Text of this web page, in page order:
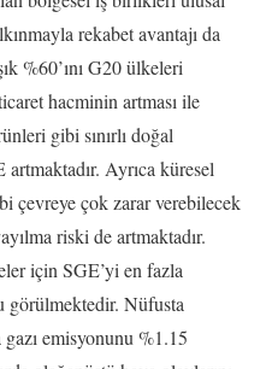
rekabet avantajı da
%60’ını G20 ülkeleri
hacminin artması ile
gibi sınırlı doğal
Ayrıca küresel
çevreye çok zarar verebilecek
riski de artmaktadır.
için SGE’yi en fazla
görülmektedir. Nüfusta
gazı emisyonunu %1.15